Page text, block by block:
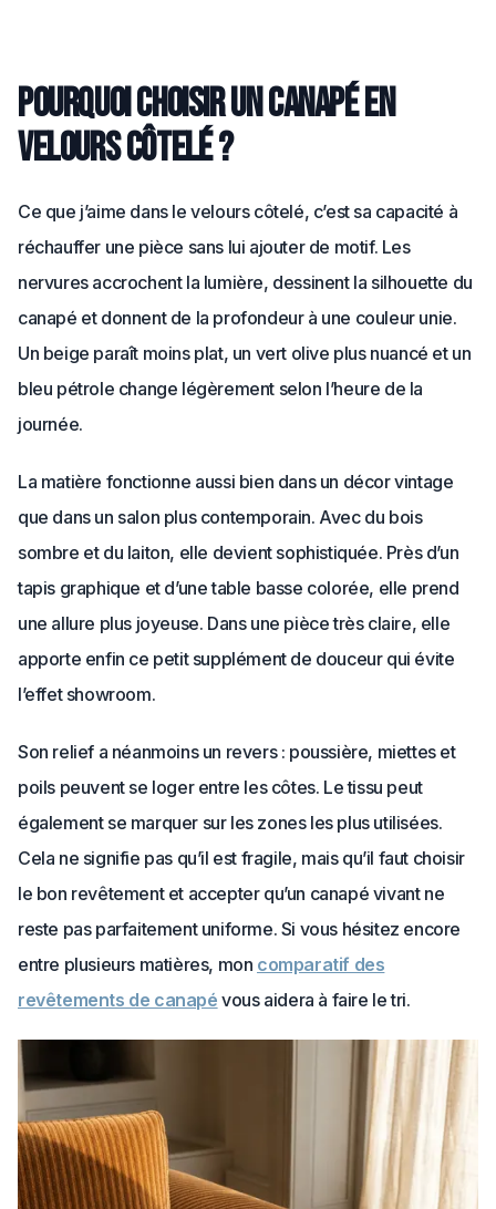
Pourquoi choisir un canapé en
velours côtelé ?
Ce que j’aime dans le velours côtelé, c’est sa capacité à
réchauffer une pièce sans lui ajouter de motif. Les
nervures accrochent la lumière, dessinent la silhouette du
canapé et donnent de la profondeur à une couleur unie.
Un beige paraît moins plat, un vert olive plus nuancé et un
bleu pétrole change légèrement selon l’heure de la
journée.
La matière fonctionne aussi bien dans un décor vintage
que dans un salon plus contemporain. Avec du bois
sombre et du laiton, elle devient sophistiquée. Près d’un
tapis graphique et d’une table basse colorée, elle prend
une allure plus joyeuse. Dans une pièce très claire, elle
apporte enfin ce petit supplément de douceur qui évite
l’effet showroom.
Son relief a néanmoins un revers : poussière, miettes et
poils peuvent se loger entre les côtes. Le tissu peut
également se marquer sur les zones les plus utilisées.
Cela ne signifie pas qu’il est fragile, mais qu’il faut choisir
le bon revêtement et accepter qu’un canapé vivant ne
reste pas parfaitement uniforme. Si vous hésitez encore
entre plusieurs matières, mon comparatif des
revêtements de canapé vous aidera à faire le tri.